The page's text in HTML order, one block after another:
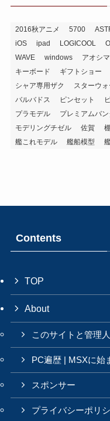
2016秋アニメ 5700
iOS
ipad LOGICOOL
WAVE
windows アオシマ
キーボード
ギフトショー
シャア専用ザク
スターウ
バルバドス
ピンセット
プラモデル
プレミアムバン
モデリングチゼル
佐賀 棚
艦これモデル
艦船模型
Contents
TOP
About
このサイトと管理
PC遍歴 | MSXに始
スポンサー
プライバシーポリ